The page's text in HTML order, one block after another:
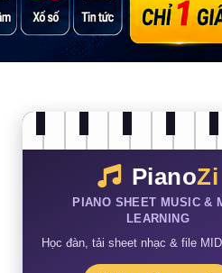
PianoZi
PIANO SHEET MUSIC &
LEARNING
Học đàn, tải sheet nhạc & file